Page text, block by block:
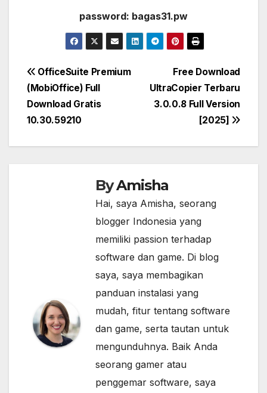
password: bagas31.pw
Post
navigation
Free Download
UltraCopier Terbaru
3.0.0.8 Full Version
[2025]
OfficeSuite Premium
(MobiOffice) Full
Download Gratis
10.30.59210
ByAmisha
Hai, saya Amisha, seorang
blogger Indonesia yang
memiliki passion terhadap
software dan game. Di blog
saya, saya membagikan
panduan instalasi yang
mudah, fitur tentang software
dan game, serta tautan untuk
mengunduhnya. Baik Anda
seorang gamer atau
penggemar software, saya